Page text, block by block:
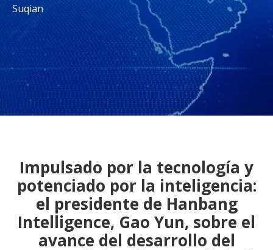
Suqian
Impulsado por la tecnología y
potenciado por la inteligencia:
el presidente de Hanbang
Intelligence, Gao Yun, sobre el
avance del desarrollo del